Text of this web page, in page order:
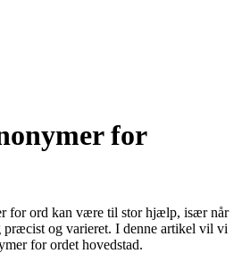
for
for ord kan være til stor hjælp, især når
præcist og varieret. I denne artikel vil vi
for ordet hovedstad.